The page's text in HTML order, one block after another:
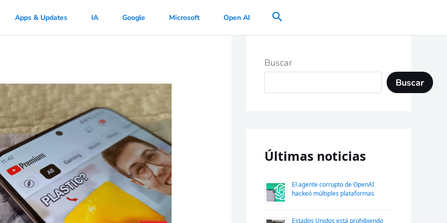
Apps & Updates IA Google Microsoft Open AI Buscar
Buscar
Buscar
Últimas noticias
El agente corrupto de OpenAI
hackeó múltiples plataformas
Estados Unidos está prohibiendo